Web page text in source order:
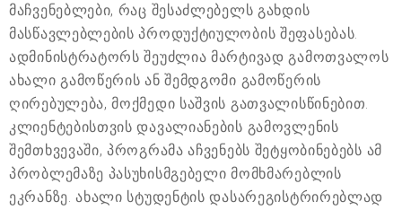
მაჩვენებლები, რაც შესაძლებელს გახდის
მასწავლებლების პროდუქტიულობის შეფასებას.
ადმინისტრატორს შეუძლია მარტივად გამოთვალოს
ახალი გამოწერის ან შემდგომი გამოწერის
ღირებულება, მოქმედი საშვის გათვალისწინებით.
კლიენტებისთვის დავალიანების გამოვლენის
შემთხვევაში, პროგრამა აჩვენებს შეტყობინებებს ამ
პრობლემაზე პასუხისმგებელი მომხმარებლის
ეკრანზე. ახალი სტუდენტის დასარეგისტრირებლად